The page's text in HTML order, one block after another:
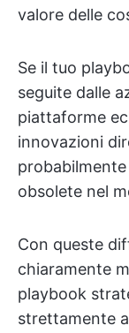
valore delle
Se il tuo
seguite dalle
piattaforme
innovazioni
obsolete nel
Con queste
chiaramente
playbook
strettamente